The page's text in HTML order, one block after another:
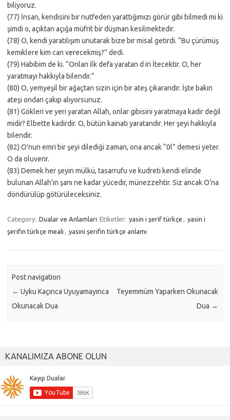
biliyoruz.
(77) İnsan, kendisini bir nutfeden yarattığımızı görür gibi bilmedi mi ki
şimdi o, açıktan açığa müfrit bir düşman kesilmektedir.
(78) O, kendi yaratılışım unutarak bize bir misal getirdi. “Bu çürümüş
kemiklere kim can verecekmiş?” dedi.
(79) Habibim de ki. “Onları ilk defa yaratan d iri İtecektir. O, her
yaratmayı hakkıyla bilendir.”
(80) O, yemyeşil bir ağaçtan sizin için bir ateş çıkarandır. İşte bakın
ateşi ondan çakıp alıyorsunuz.
(81) Gökleri ve yeri yaratan Allah, onlar gibisini yaratmaya kadir değil
midir? Elbette kadirdir. O, bütün kainatı yaratandır. Her şeyi hakkıyla
bilendir.
(82) O’nun emri bir şeyi dilediği zaman, ona ancak “0l” demesi yeter.
O da oluverir.
(83) Demek her şeyin mülkü, tasarrufu ve kudreti kendi elinde
bulunan Allah’ın şanı ne kadar yücedir, münezzehtir. Siz ancak O’na
döndürülüp götürüleceksiniz.
Category: Dualar ve Anlamları Etiketler: yasin i şerif türkçe , yasin i
şerifin türkçe meali , yasini şerifin türkçe anlamı
Post navigation
← Uyku Kaçınca Uyuyamayınca
Okunacak Dua
Teyemmüm Yaparken Okunacak
Dua →
KANALIMIZA ABONE OLUN